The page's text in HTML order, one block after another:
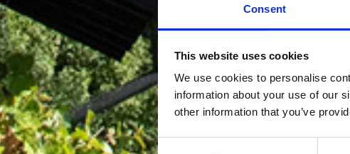
Consent
This website uses cookies
We use cookies to personalise
information about your use of our
other information that you’ve
Consent